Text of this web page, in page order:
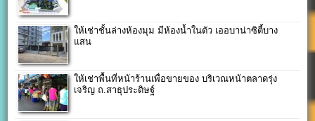
ให้เช่าชั้นล่างห้องมุม มีห้องน้ำในตัว เออบาน่าซิตี้บาง
แสน
ให้เช่าพื้นที่หน้าร้านเพื่อขายของ บริเวณหน้าตลาดรุ่ง
เจริญ ถ.สาธุประดิษฐ์